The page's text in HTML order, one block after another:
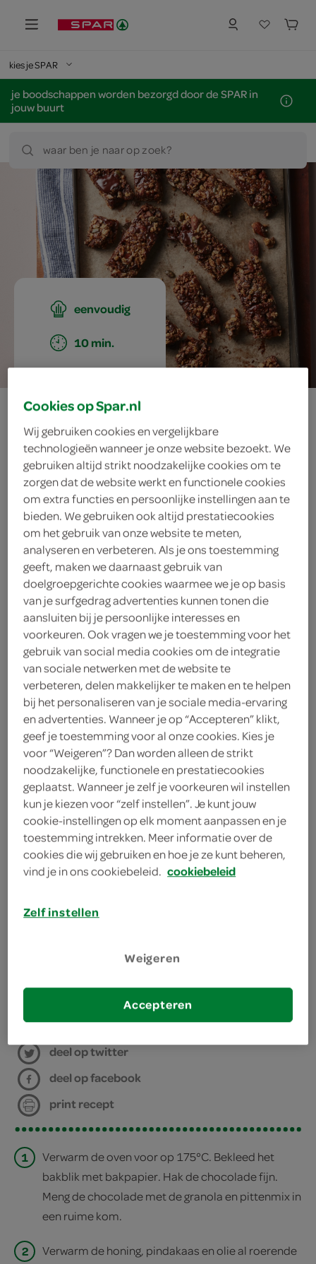
kies je SPAR
je boodschappen worden bezorgd door de SPAR in
jouw buurt
waar ben je naar op zoek?
eenvoudig
10 min.
granolarepen
met chocolade en
cranberry’s
ingrediënten
2 eetlepels zonnebloemolie
50 gram pindakaas
140 milliliter honing
300 gram cranberry en pitten
ontbijtmix
350 gram naturel granola
50 gram extra pure chocolade
kies je winkel
benodigdheden
bereiden
deel op twitter
deel op facebook
print recept
1
Verwarm de oven voor op 175°C. Bekleed het
bakblik met bakpapier. Hak de chocolade fijn.
Meng de chocolade met de granola en pittenmix in
een ruime kom.
2
Verwarm de honing, pindakaas en olie al roerende
Cookies op Spar.nl
Wij gebruiken cookies en vergelijkbare
technologieën wanneer je onze website bezoekt. We
gebruiken altijd strikt noodzakelijke cookies om te
zorgen dat de website werkt en functionele cookies
om extra functies en persoonlijke instellingen aan te
bieden. We gebruiken ook altijd prestatiecookies
om het gebruik van onze website te meten,
analyseren en verbeteren. Als je ons toestemming
geeft, maken we daarnaast gebruik van
doelgroepgerichte cookies waarmee we je op basis
van je surfgedrag advertenties kunnen tonen die
aansluiten bij je persoonlijke interesses en
voorkeuren. Ook vragen we je toestemming voor het
gebruik van social media cookies om de integratie
van sociale netwerken met de website te
verbeteren, delen makkelijker te maken en te helpen
bij het personaliseren van je sociale media-ervaring
en advertenties. Wanneer je op “Accepteren” klikt,
geef je toestemming voor al onze cookies. Kies je
voor “Weigeren”? Dan worden alleen de strikt
noodzakelijke, functionele en prestatiecookies
geplaatst. Wanneer je zelf je voorkeuren wil instellen
kun je kiezen voor “zelf instellen”. Je kunt jouw
cookie-instellingen op elk moment aanpassen en je
toestemming intrekken. Meer informatie over de
cookies die wij gebruiken en hoe je ze kunt beheren,
vind je in ons cookiebeleid. cookiebeleid
Zelf instellen
Weigeren
Accepteren